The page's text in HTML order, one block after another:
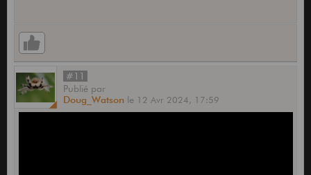
#11
Publié par
Doug_Watson le 12 Avr 2024, 17:59